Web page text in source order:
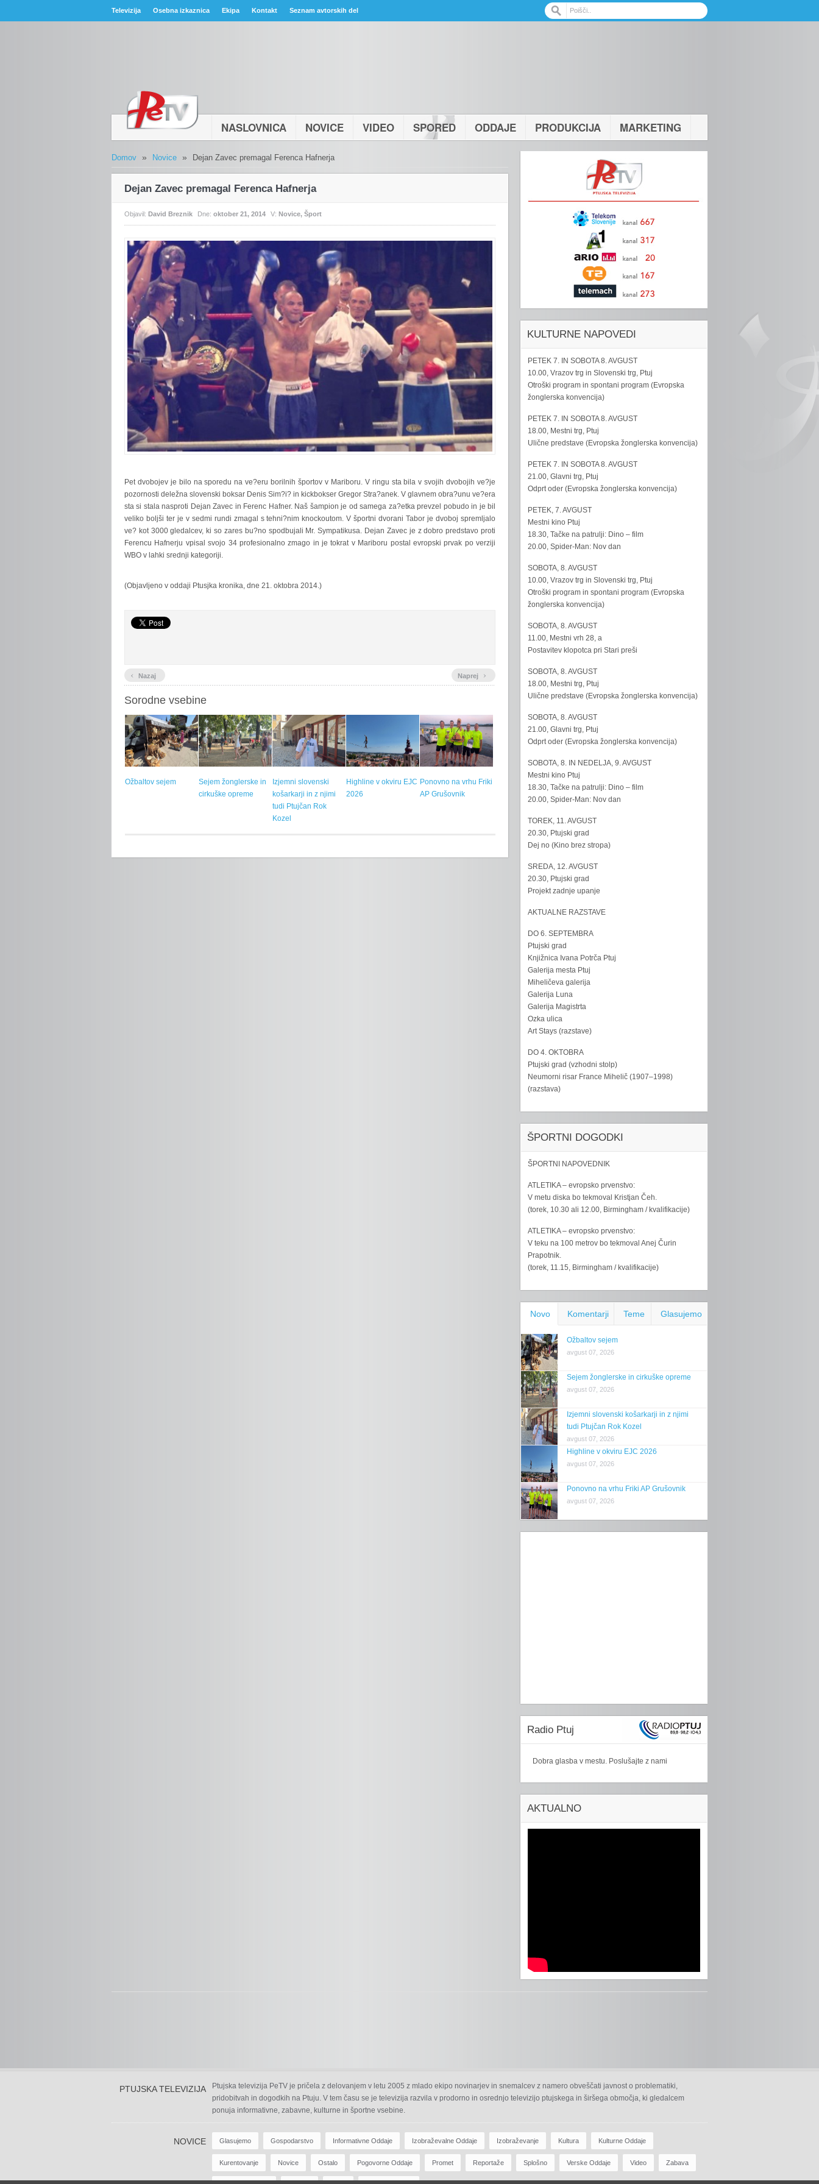
Televizija Osebna izkaznica Ekipa Kontakt Seznam avtorskih del
NASLOVNICA NOVICE VIDEO SPORED ODDAJE PRODUKCIJA MARKETING
Domov » Novice » Dejan Zavec premagal Ferenca Hafnerja
Dejan Zavec premagal Ferenca Hafnerja
Objavil: David Breznik Dne: oktober 21, 2014 V: Novice, Šport
Pet dvobojev je bilo na sporedu na ve?eru borilnih športov v Mariboru. V ringu sta bila v svojih dvobojih ve?je
pozornosti deležna slovenski boksar Denis Sim?i? in kickbokser Gregor Stra?anek. V glavnem obra?unu ve?era
sta si stala nasproti Dejan Zavec in Ferenc Hafner. Naš šampion je od samega za?etka prevzel pobudo in je bil
veliko boljši ter je v sedmi rundi zmagal s tehni?nim knockoutom. V športni dvorani Tabor je dvoboj spremljalo
ve? kot 3000 gledalcev, ki so zares bu?no spodbujali Mr. Sympatikusa. Dejan Zavec je z dobro predstavo proti
Ferencu Hafnerju vpisal svojo 34 profesionalno zmago in je tokrat v Mariboru postal evropski prvak po verziji
WBO v lahki srednji kategoriji.
(Objavljeno v oddaji Ptusjka kronika, dne 21. oktobra 2014.)
‹ Nazaj Naprej ›
Sorodne vsebine
Ožbaltov sejem
Sejem žonglerske in
cirkuške opreme
Izjemni slovenski
košarkarji in z njimi
tudi Ptujčan Rok
Kozel
Highline v okviru EJC
2026
Ponovno na vrhu Friki
AP Grušovnik
KULTURNE NAPOVEDI
PETEK 7. IN SOBOTA 8. AVGUST
10.00, Vrazov trg in Slovenski trg, Ptuj
Otroški program in spontani program (Evropska
žonglerska konvencija)
PETEK 7. IN SOBOTA 8. AVGUST
18.00, Mestni trg, Ptuj
Ulične predstave (Evropska žonglerska konvencija)
PETEK 7. IN SOBOTA 8. AVGUST
21.00, Glavni trg, Ptuj
Odprt oder (Evropska žonglerska konvencija)
PETEK, 7. AVGUST
Mestni kino Ptuj
18.30, Tačke na patrulji: Dino – film
20.00, Spider-Man: Nov dan
SOBOTA, 8. AVGUST
10.00, Vrazov trg in Slovenski trg, Ptuj
Otroški program in spontani program (Evropska
žonglerska konvencija)
SOBOTA, 8. AVGUST
11.00, Mestni vrh 28, a
Postavitev klopotca pri Stari preši
SOBOTA, 8. AVGUST
18.00, Mestni trg, Ptuj
Ulične predstave (Evropska žonglerska konvencija)
SOBOTA, 8. AVGUST
21.00, Glavni trg, Ptuj
Odprt oder (Evropska žonglerska konvencija)
SOBOTA, 8. IN NEDELJA, 9. AVGUST
Mestni kino Ptuj
18.30, Tačke na patrulji: Dino – film
20.00, Spider-Man: Nov dan
TOREK, 11. AVGUST
20.30, Ptujski grad
Dej no (Kino brez stropa)
SREDA, 12. AVGUST
20.30, Ptujski grad
Projekt zadnje upanje
AKTUALNE RAZSTAVE
DO 6. SEPTEMBRA
Ptujski grad
Knjižnica Ivana Potrča Ptuj
Galerija mesta Ptuj
Miheličeva galerija
Galerija Luna
Galerija Magistrta
Ozka ulica
Art Stays (razstave)
DO 4. OKTOBRA
Ptujski grad (vzhodni stolp)
Neumorni risar France Mihelič (1907–1998)
(razstava)
ŠPORTNI DOGODKI
ŠPORTNI NAPOVEDNIK
ATLETIKA – evropsko prvenstvo:
V metu diska bo tekmoval Kristjan Čeh.
(torek, 10.30 ali 12.00, Birmingham / kvalifikacije)
ATLETIKA – evropsko prvenstvo:
V teku na 100 metrov bo tekmoval Anej Čurin
Prapotnik.
(torek, 11.15, Birmingham / kvalifikacije)
Novo Komentarji Teme Glasujemo
Ožbaltov sejem
avgust 07, 2026
Sejem žonglerske in cirkuške opreme
avgust 07, 2026
Izjemni slovenski košarkarji in z njimi
tudi Ptujčan Rok Kozel
avgust 07, 2026
Highline v okviru EJC 2026
avgust 07, 2026
Ponovno na vrhu Friki AP Grušovnik
avgust 07, 2026
Radio Ptuj
Dobra glasba v mestu. Poslušajte z nami
AKTUALNO
PTUJSKA TELEVIZIJA
Ptujska televizija PeTV je pričela z delovanjem v letu 2005 z mlado ekipo novinarjev in snemalcev z namero obveščati javnost o problematiki,
pridobitvah in dogodkih na Ptuju. V tem času se je televizija razvila v prodorno in osrednjo televizijo ptujskega in širšega območja, ki gledalcem
ponuja informativne, zabavne, kulturne in športne vsebine.
NOVICE Glasujemo Gospodarstvo Informativne Oddaje Izobraževalne Oddaje Izobraževanje Kultura Kulturne Oddaje
Kurentovanje Novice Ostalo Pogovorne Oddaje Promet Reportaže Splošno Verske Oddaje Video Zabava